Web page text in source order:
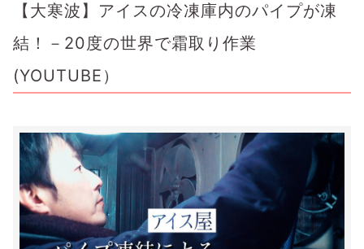
【大寒波】アイスの冷凍庫内のパイプが凍
結！－20度の世界で霜取り作業
(YOUTUBE）